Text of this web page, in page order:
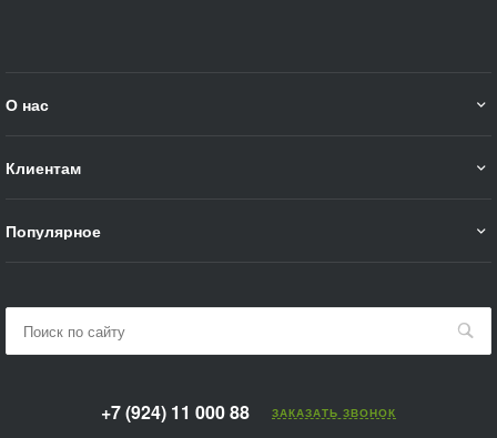
О нас
Клиентам
Популярное
+7 (924) 11 000 88 ЗАКАЗАТЬ ЗВОНОК